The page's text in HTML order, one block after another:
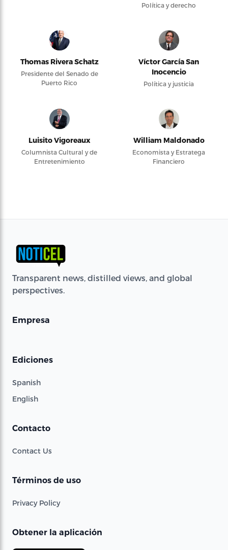
Política y derecho
Thomas Rivera Schatz
Presidente del Senado de
Puerto Rico
Víctor García San
Inocencio
Política y justicia
Luisito Vigoreaux
Columnista Cultural y de
Entretenimiento
William Maldonado
Economista y Estratega
Financiero
Transparent news, distilled views, and global
perspectives.
Empresa
Ediciones
Spanish
English
Contacto
Contact Us
Términos de uso
Privacy Policy
Obtener la aplicación